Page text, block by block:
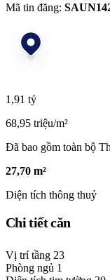
Mã tin đăng:
1,91 tỷ
68,95 triệu/m²
Đã bao gồm toàn bộ
27,70 m²
Diện tích thông thuỷ
Chi tiết căn
Vị trí tầng 23
Phòng ngủ 1